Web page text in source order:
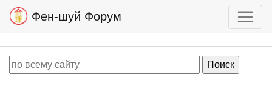
Фен-шуй Форум